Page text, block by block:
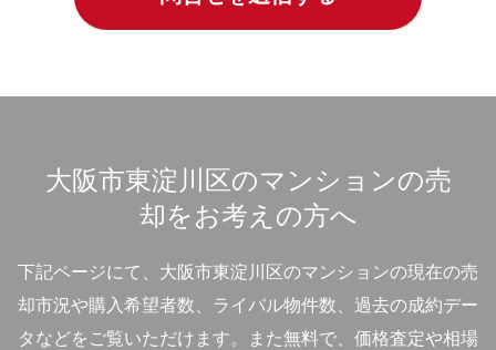
大阪市東淀川区のマンションの売
却をお考えの方へ
下記ページにて、大阪市東淀川区のマンションの現在の売
却市況や購入希望者数、ライバル物件数、過去の成約デー
タなどをご覧いただけます。
また無料で、価格査定や相場